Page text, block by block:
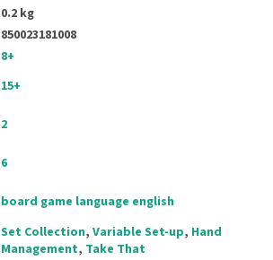
0.2 kg
850023181008
8+
15+
2
6
board game language english
Set Collection, Variable Set-up, Hand
Management, Take That